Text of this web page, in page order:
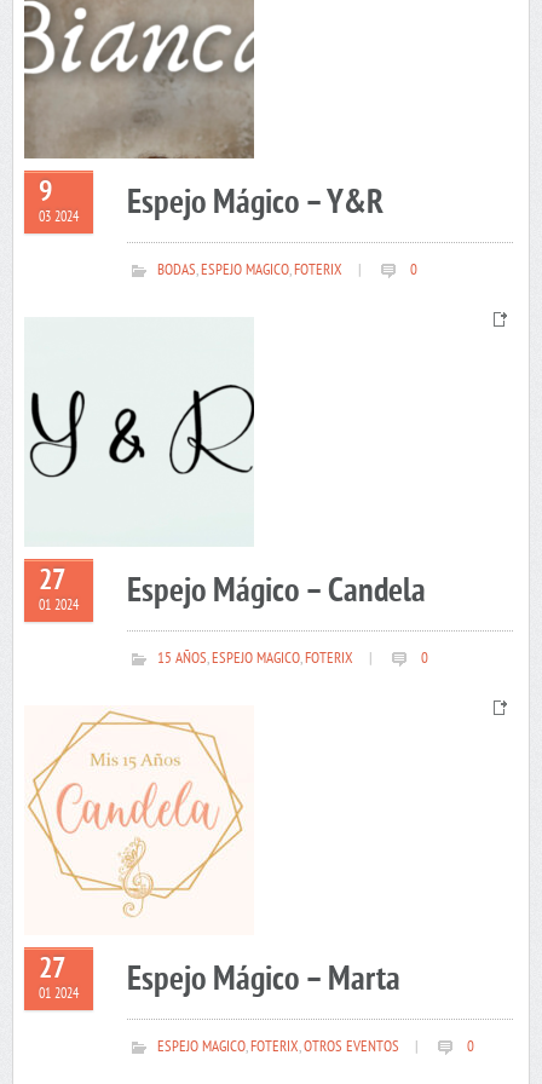
9
03 2024 Espejo Mágico – Y&R
BODAS,ESPEJO MAGICO,FOTERIX 0
27
01 2024 Espejo Mágico – Candela
15 AÑOS,ESPEJO MAGICO,FOTERIX 0
27
01 2024 Espejo Mágico – Marta
ESPEJO MAGICO,FOTERIX,OTROS EVENTOS 0